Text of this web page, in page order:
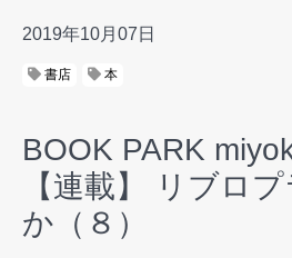
2019年10月07日
書店 本
BOOK PARK
【連載】 リブロ
か（８）